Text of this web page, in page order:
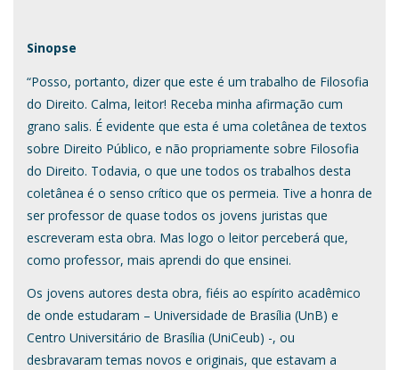
Sinopse
“Posso, portanto, dizer que este é um trabalho de Filosofia
do Direito. Calma, leitor! Receba minha afirmação cum
grano salis. É evidente que esta é uma coletânea de textos
sobre Direito Público, e não propriamente sobre Filosofia
do Direito. Todavia, o que une todos os trabalhos desta
coletânea é o senso crítico que os permeia. Tive a honra de
ser professor de quase todos os jovens juristas que
escreveram esta obra. Mas logo o leitor perceberá que,
como professor, mais aprendi do que ensinei.
Os jovens autores desta obra, fiéis ao espírito acadêmico
de onde estudaram – Universidade de Brasília (UnB) e
Centro Universitário de Brasília (UniCeub) -, ou
desbravaram temas novos e originais, que estavam a